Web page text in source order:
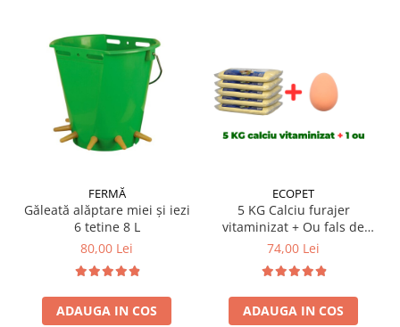
FERMĂ
Găleată alăptare miei și iezi
6 tetine 8 L
80,00 Lei
ADAUGA IN COS
ECOPET
5 KG Calciu furajer
vitaminizat + Ou fals de
găină
74,00 Lei
ADAUGA IN COS